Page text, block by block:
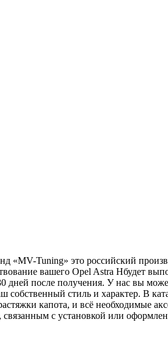
«MV-Tuning» это российский
вашего Opel Astra Hбудет
дней после получения. У нас вы
собственный стиль и характер. В
капота, и всё необходимые
с установкой или